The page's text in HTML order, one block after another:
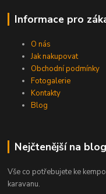
Informace pro
O nás
Jak nakupovat
Obchodní podmínky
Fotogalerie
Kontakty
Blog
Nejčtenější na
Vše co potřebujete ke
karavanu.